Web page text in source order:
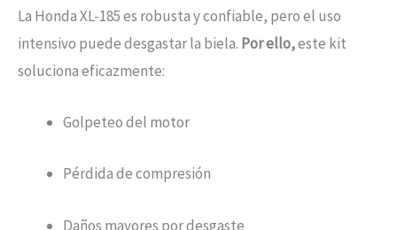
La Honda XL-185 es robusta y confiable, pero el uso
intensivo puede desgastar la biela. Por ello,este kit
soluciona eficazmente:
Golpeteo del motor
Pérdida de compresión
Daños mayores por desgaste